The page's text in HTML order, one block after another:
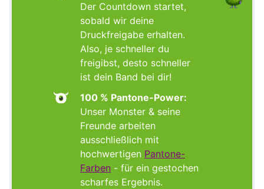
Der Countdown startet,
sobald wir deine
Druckfreigabe erhalten.
Also, je schneller du
freigibst, desto schneller
ist dein Band bei dir!
100 % Pantone-Power:
Unser Monster & seine
Freunde arbeiten
ausschließlich mit
hochwertigen Pantone-
Farben - für ein gestochen
scharfes Ergebnis.